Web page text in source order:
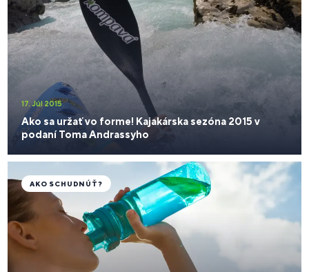
17. Júl 2015
Ako sa uržať vo forme! Kajakárska sezóna 2015 v
podaní Toma Andrassyho
AKO SCHUDNÚŤ?